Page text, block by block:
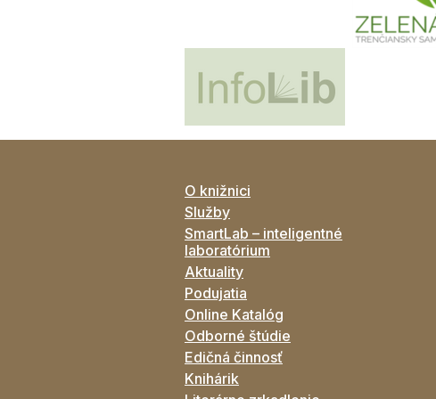
O knižnici
Služby
SmartLab – inteligentné
laboratórium
Aktuality
Podujatia
Online Katalóg
Odborné štúdie
Edičná činnosť
Knihárik